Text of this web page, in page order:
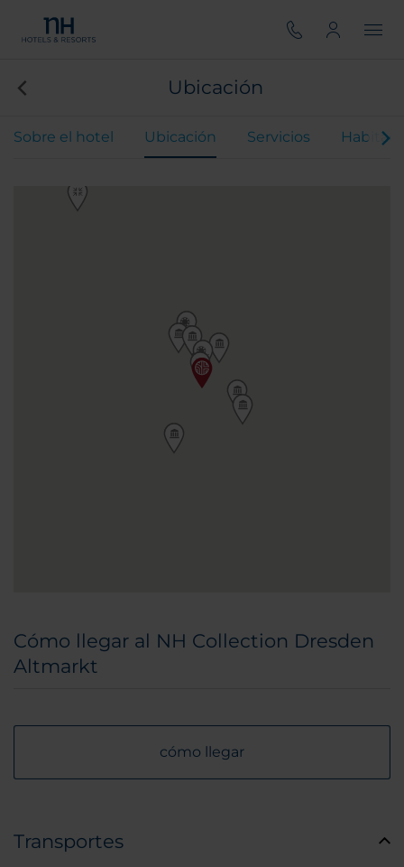
Ubicación
Sobre el hotel Ubicación Servicios
Cómo llegar al NH Collection Dresden
Altmarkt
cómo llegar
Transportes